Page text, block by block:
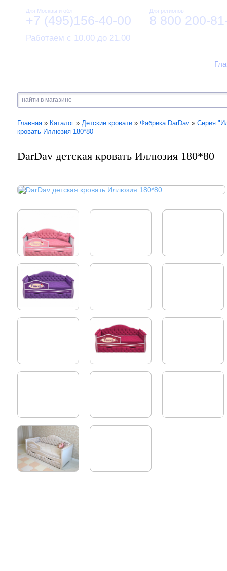
Для Москвы и обл.
+7 (495)156-40-00
Для регионов
8 800 200-
Работаем с 10.00 до 21.00
Главная» Каталог» Детские кровати» Фабрика DarDav» Серия
кровать Иллюзия 180*80
DarDav детская кровать Иллюзия 180*80